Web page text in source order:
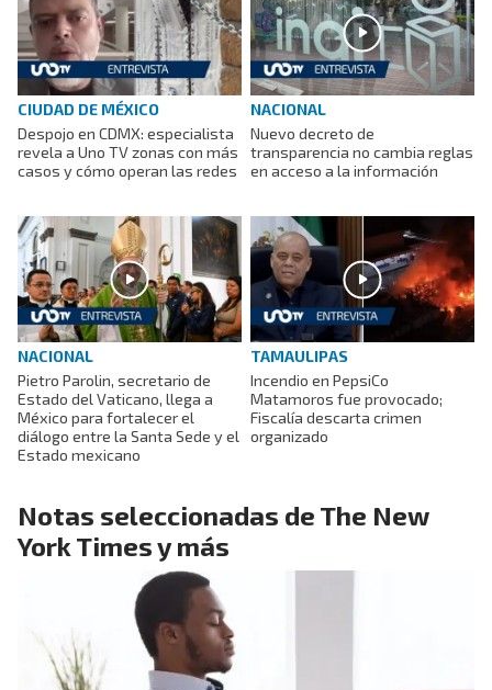
CIUDAD DE MÉXICO
Despojo en CDMX: especialista
revela a Uno TV zonas con más
casos y cómo operan las redes
NACIONAL
Nuevo decreto de
transparencia no cambia reglas
en acceso a la información
NACIONAL
Pietro Parolin, secretario de
Estado del Vaticano, llega a
México para fortalecer el
diálogo entre la Santa Sede y el
Estado mexicano
TAMAULIPAS
Incendio en PepsiCo
Matamoros fue provocado;
Fiscalía descarta crimen
organizado
Notas seleccionadas de The New
York Times y más